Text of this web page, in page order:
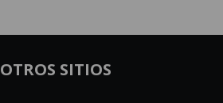
OTROS SITIOS